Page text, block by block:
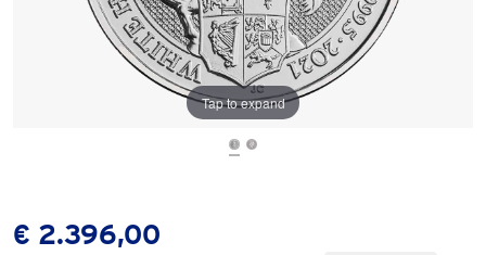
Tap to expand
€ 2.396,00